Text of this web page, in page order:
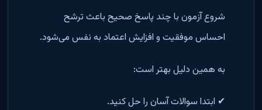
شروع آزمون با چند پاسخ صحیح باعث ترشح
احساس موفقیت و افزایش اعتماد به نفس می‌شود.
به همین دلیل بهتر است:
✔ ابتدا سوالات آسان را حل کنید.